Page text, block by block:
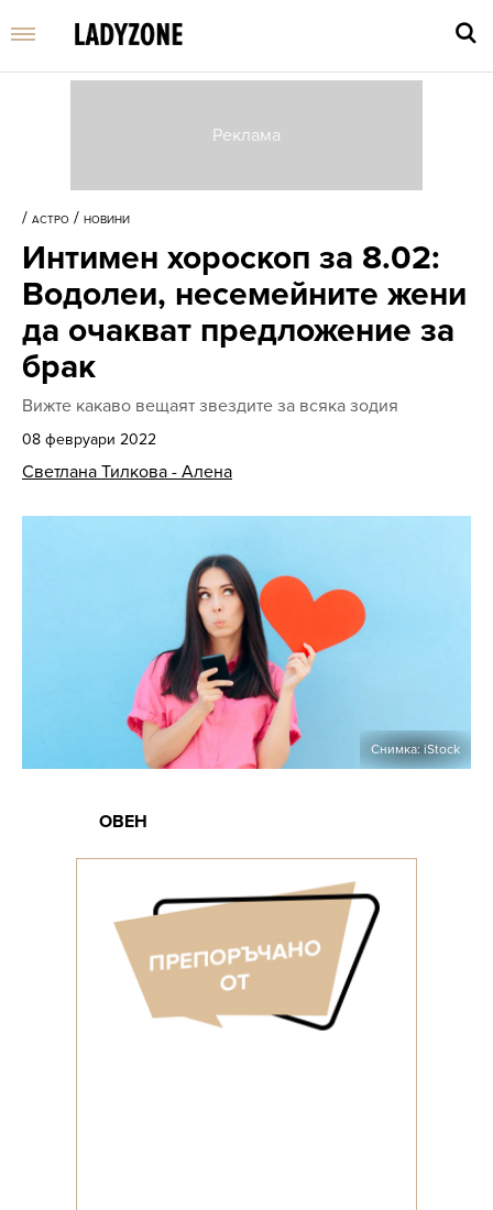
Enter
/ АСТРО / НОВИНИ
Интимен хороскоп за 8.02:
Водолеи, несемейните жени
да очакват предложение за
брак
Вижте какаво вещаят звездите за всяка зодия
08 февруари 2022
Светлана Тилкова - Алена
Снимка: iStock
ОВЕН